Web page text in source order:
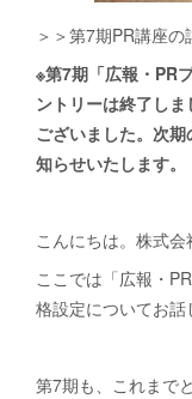
＞＞第7期PR講座の
※第7期「広報・PR
ントリーは終了し
ございました。次
知らせいたします。
こんにちは。株式会
ここでは「広報・
格設定についてお話
第7期も、これまで